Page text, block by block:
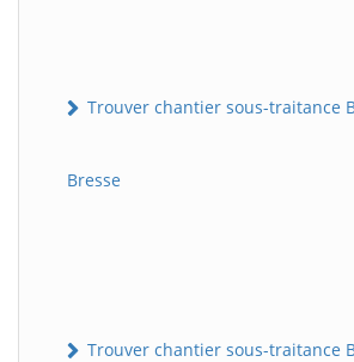
Trouver chantier sous-traitance
Bresse
Trouver chantier sous-traitance